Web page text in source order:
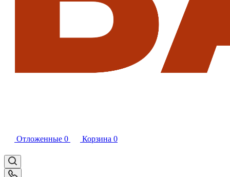
Отложенные 0 Корзина 0